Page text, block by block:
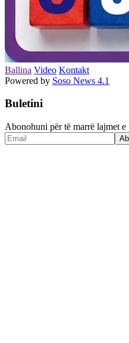
Ballina Video Kontakt
Powered by Soso News 4.1
Buletini
Abonohuni për të marrë lajmet